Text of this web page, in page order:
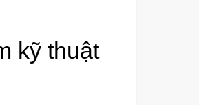
kỹ thuật